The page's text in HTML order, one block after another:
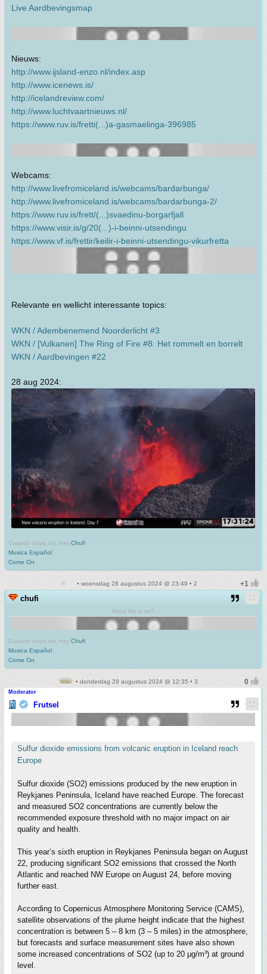
Live Aardbevingsmap
Nieuws:
http://www.ijsland-enzo.nl/index.asp
http://www.icenews.is/
http://icelandreview.com/
http://www.luchtvaartnieuws.nl/
https://www.ruv.is/fretti(...)a-gasmaelinga-396985
Webcams:
http://www.livefromiceland.is/webcams/bardarbunga/
http://www.livefromiceland.is/webcams/bardarbunga-2/
https://www.ruv.is/frett/(...)svaedinu-borgarfjall
https://www.visir.is/g/20(...)-i-beinni-utsendingu
https://www.vf.is/frettir/keilir-i-beinni-utsendingu-vikurfretta
Relevante en wellicht interessante topics:
WKN / Adembenemend Noorderlicht #3
WKN / [Vulkanen] The Ring of Fire #8: Het rommelt en borrelt
WKN / Aardbevingen #22
28 aug 2024:
Cuando haya sol, hay Chufi
Musica Español
Come On
• woensdag 28 augustus 2024 @ 23:49 • 2
chufi
Hace frio o no?
Cuando haya sol, hay Chufi
Musica Español
Come On
• donderdag 29 augustus 2024 @ 12:35 • 3
Moderator
Frutsel
Sulfur dioxide emissions from volcanic eruption in Iceland reach
Europe
Sulfur dioxide (SO2) emissions produced by the new eruption in
Reykjanes Peninsula, Iceland have reached Europe. The forecast
and measured SO2 concentrations are currently below the
recommended exposure threshold with no major impact on air
quality and health.
This year’s sixth eruption in Reykjanes Peninsula began on August
22, producing significant SO2 emissions that crossed the North
Atlantic and reached NW Europe on August 24, before moving
further east.
According to Copernicus Atmosphere Monitoring Service (CAMS),
satellite observations of the plume height indicate that the highest
concentration is between 5 – 8 km (3 – 5 miles) in the atmosphere,
but forecasts and surface measurement sites have also shown
some increased concentrations of SO2 (up to 20 μg/m³) at ground
level.